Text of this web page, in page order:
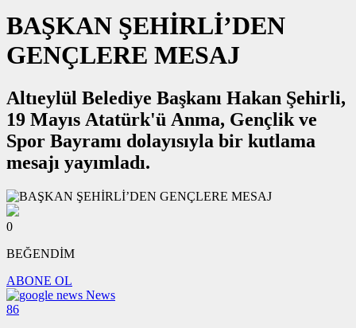
BAŞKAN ŞEHİRLİ’DEN
GENÇLERE MESAJ
Altıeylül Belediye Başkanı Hakan Şehirli,
19 Mayıs Atatürk'ü Anma, Gençlik ve
Spor Bayramı dolayısıyla bir kutlama
mesajı yayımladı.
0
BEĞENDİM
ABONE OL
News
86